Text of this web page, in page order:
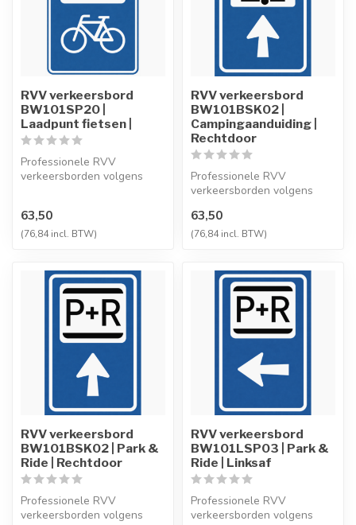
RVV verkeersbord
BW101SP20 |
Laadpunt fietsen |
Professionele RVV
verkeersborden volgens
63,50
(76,84 incl. BTW)
RVV verkeersbord
BW101BSK02 |
Campingaanduiding |
Rechtdoor
Professionele RVV
verkeersborden volgens
vervaardigd uit hoogwaa...
63,50
(76,84 incl. BTW)
RVV verkeersbord
BW101BSK02 | Park &
Ride | Rechtdoor
Professionele RVV
verkeersborden volgens
RVV verkeersbord
BW101LSP03 | Park &
Ride | Linksaf
Professionele RVV
verkeersborden volgens